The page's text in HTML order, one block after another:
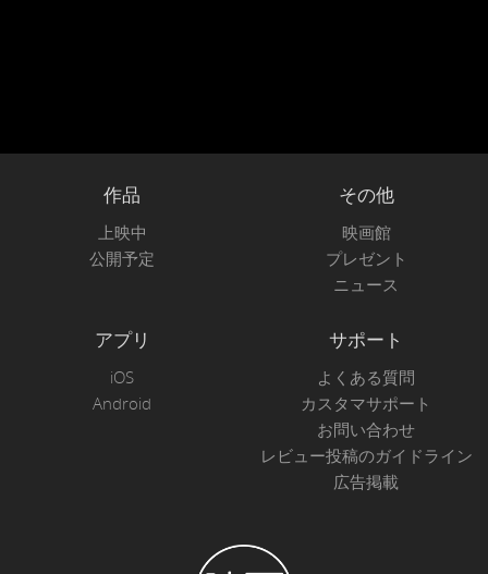
作品
上映中
公開予定
その他
映画館
プレゼント
ニュース
アプリ
iOS
Android
サポート
よくある質問
カスタマサポート
お問い合わせ
レビュー投稿のガイドライン
広告掲載